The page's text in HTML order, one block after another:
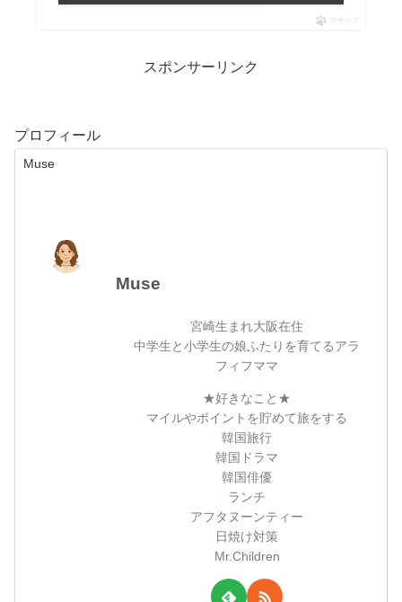
ポチップ
スポンサーリンク
プロフィール
Muse
Muse
宮崎生まれ大阪在住
中学生と小学生の娘ふたりを育てるアラ
フィフママ
★好きなこと★
マイルやポイントを貯めて旅をする
韓国旅行
韓国ドラマ
韓国俳優
ランチ
アフタヌーンティー
日焼け対策
Mr.Children